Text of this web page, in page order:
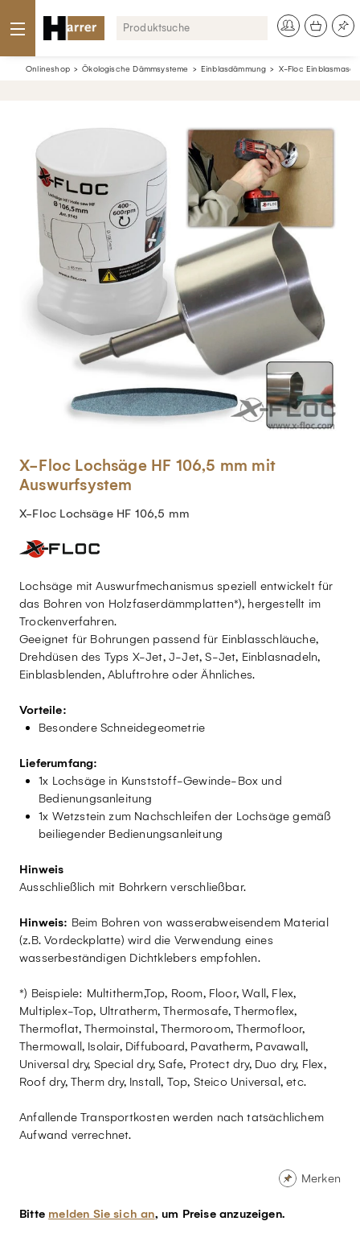
Onlineshop Ökologische Dämmsysteme Einblasdämmung X-Floc
X-Floc Lochsäge HF 106,5 mm mit
Auswurfsystem
X-Floc Lochsäge HF 106,5 mm
Lochsäge mit Auswurfmechanismus speziell entwickelt für
das Bohren von Holzfaserdämmplatten*), hergestellt im
Trockenverfahren.
Geeignet für Bohrungen passend für Einblasschläuche,
Drehdüsen des Typs X-Jet, J-Jet, S-Jet, Einblasnadeln,
Einblasblenden, Abluftrohre oder Ähnliches.
Vorteile:
Besondere Schneidegeometrie
Lieferumfang:
1x Lochsäge in Kunststoff-Gewinde-Box und
Bedienungsanleitung
1x Wetzstein zum Nachschleifen der Lochsäge gemäß
beiliegender Bedienungsanleitung
Hinweis
Ausschließlich mit Bohrkern verschließbar.
Hinweis: Beim Bohren von wasserabweisendem Material
(z.B. Vordeckplatte) wird die Verwendung eines
wasserbeständigen Dichtklebers empfohlen.
*) Beispiele: Multitherm,Top, Room, Floor, Wall, Flex,
Multiplex-Top, Ultratherm, Thermosafe, Thermoflex,
Thermoflat, Thermoinstal, Thermoroom, Thermofloor,
Thermowall, Isolair, Diffuboard, Pavatherm, Pavawall,
Universal dry, Special dry, Safe, Protect dry, Duo dry, Flex,
Roof dry, Therm dry, Install, Top, Steico Universal, etc.
Anfallende Transportkosten werden nach tatsächlichem
Aufwand verrechnet.
Merken
Bitte melden Sie sich an, um Preise anzuzeigen.